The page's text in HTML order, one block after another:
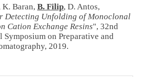
K. Baran, B. Filip, D. Antos,
Detecting Unfolding of Monoclonal
Cation Exchange Resins", 32nd
Symposium on Preparative and
2019.